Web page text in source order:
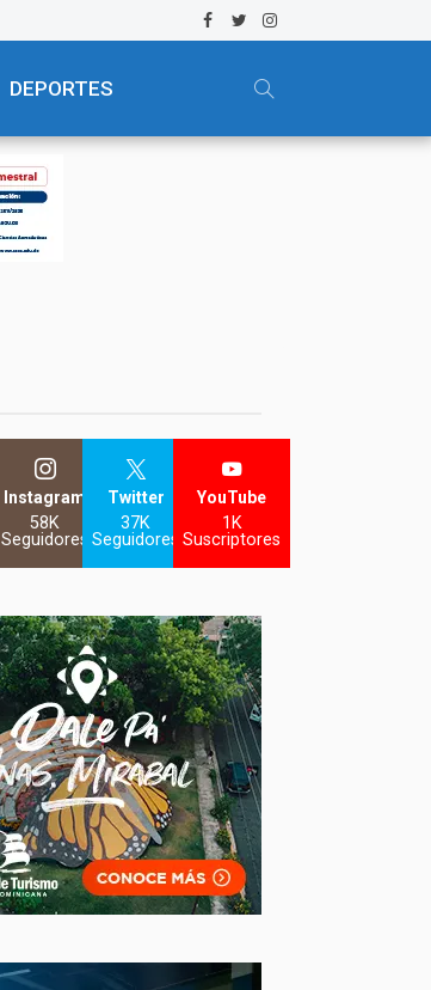
DEPORTES
Instagram
58K
Seguidores
Twitter
37K
Seguidores
YouTube
1K
Suscriptores